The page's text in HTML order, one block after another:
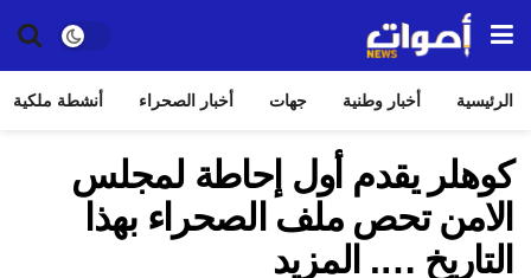
الرئيسية أخبار وطنية جهات أخبار الصحراء أنشطة ملكية
كوهلر يقدم أول إحاطة لمجلس
الامن تحص ملف الصحراء بهذا
التاريخ …. المزيد